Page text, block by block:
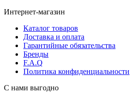
Интернет-магазин
Каталог товаров
Доставка и оплата
Гарантийные обязательства
Бренды
F.A.Q
Политика конфиденциальности
С нами выгодно